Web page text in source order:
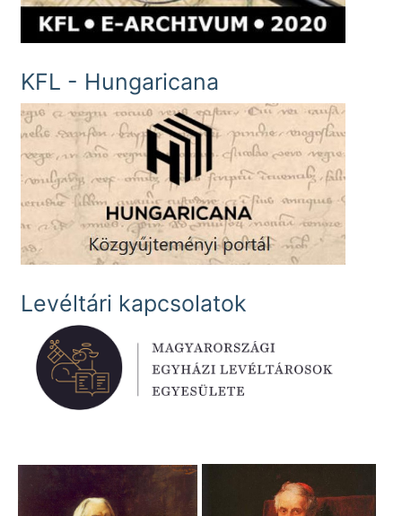
KFL - Hungaricana
Levéltári kapcsolatok